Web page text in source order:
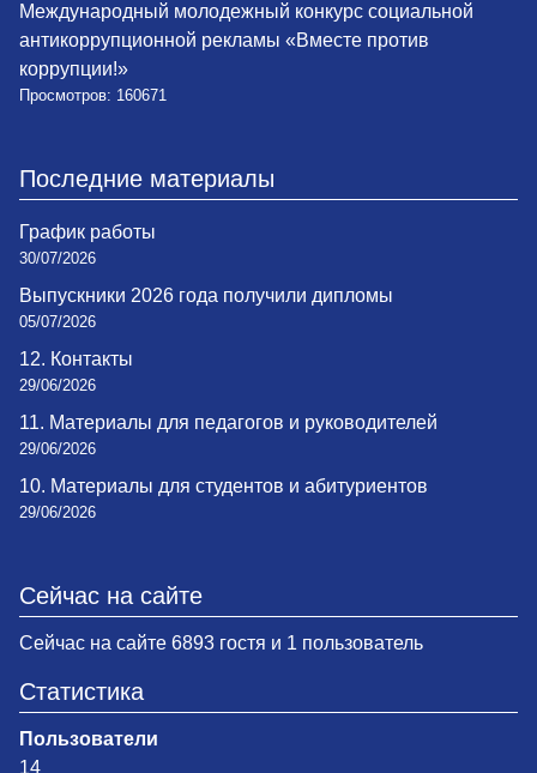
Международный молодежный конкурс социальной
антикоррупционной рекламы «Вместе против
коррупции!»
Просмотров: 160671
Последние материалы
График работы
30/07/2026
Выпускники 2026 года получили дипломы
05/07/2026
12. Контакты
29/06/2026
11. Материалы для педагогов и руководителей
29/06/2026
10. Материалы для студентов и абитуриентов
29/06/2026
Сейчас на сайте
Сейчас на сайте 6893 гостя и 1 пользователь
Статистика
Пользователи
14